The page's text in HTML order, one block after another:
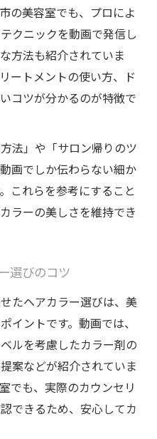
の美容室でも、プロによ
クニックを動画で発信し
方法も紹介されていま
ートメントの使い方、ド
コツが分かるのが特徴で
法」や「サロン帰りのツ
画でしか伝わらない細か
これらを参考にすること
ラーの美しさを維持でき
選びのコツ
たヘアカラー選びは、美
イントです。動画では、
ルを考慮したカラー剤の
案などが紹介されていま
でも、実際のカウンセリ
できるため、安心してカ